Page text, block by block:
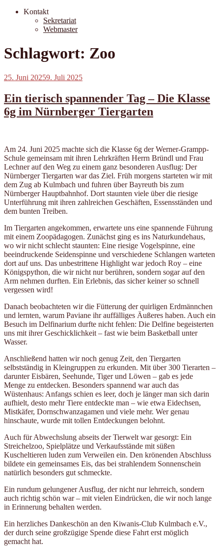
Kontakt
Sekretariat
Webmaster
Schlagwort: Zoo
Veröffentlicht
25. Juni 20259. Juli 2025
Ein tierisch spannender Tag – Die Klasse
6g im Nürnberger Tiergarten
Am 24. Juni 2025 machte sich die Klasse 6g der Werner-Grampp-
Schule gemeinsam mit ihren Lehrkräften Herrn Bründl und Frau
Lechner auf den Weg zu einem ganz besonderen Ausflug: Der
Nürnberger Tiergarten war das Ziel. Früh morgens starteten wir mit
dem Zug ab Kulmbach und fuhren über Bayreuth bis zum
Nürnberger Hauptbahnhof. Dort staunten viele über die riesige
Unterführung mit ihren zahlreichen Geschäften, Essensständen und
dem bunten Treiben.
Im Tiergarten angekommen, erwartete uns eine spannende Führung
mit einem Zoopädagogen. Zunächst ging es ins Naturkundehaus,
wo wir nicht schlecht staunten: Eine riesige Vogelspinne, eine
beeindruckende Seidenspinne und verschiedene Schlangen warteten
dort auf uns. Das unbestrittene Highlight war jedoch Roy – eine
Königspython, die wir nicht nur berühren, sondern sogar auf den
Arm nehmen durften. Ein Erlebnis, das sicher keiner so schnell
vergessen wird!
Danach beobachteten wir die Fütterung der quirligen Erdmännchen
und lernten, warum Paviane ihr auffälliges Äußeres haben. Auch ein
Besuch im Delfinarium durfte nicht fehlen: Die Delfine begeisterten
uns mit ihrer Geschicklichkeit – fast wie beim Basketball unter
Wasser.
Anschließend hatten wir noch genug Zeit, den Tiergarten
selbstständig in Kleingruppen zu erkunden. Mit über 300 Tierarten –
darunter Eisbären, Seehunde, Tiger und Löwen – gab es jede
Menge zu entdecken. Besonders spannend war auch das
Wüstenhaus: Anfangs schien es leer, doch je länger man sich darin
aufhielt, desto mehr Tiere entdeckte man – wie etwa Eidechsen,
Mistkäfer, Dornschwanzagamen und viele mehr. Wer genau
hinschaute, wurde mit tollen Entdeckungen belohnt.
Auch für Abwechslung abseits der Tierwelt war gesorgt: Ein
Streichelzoo, Spielplätze und Verkaufsstände mit süßen
Kuscheltieren luden zum Verweilen ein. Den krönenden Abschluss
bildete ein gemeinsames Eis, das bei strahlendem Sonnenschein
natürlich besonders gut schmeckte.
Ein rundum gelungener Ausflug, der nicht nur lehrreich, sondern
auch richtig schön war – mit vielen Eindrücken, die wir noch lange
in Erinnerung behalten werden.
Ein herzliches Dankeschön an den Kiwanis-Club Kulmbach e.V.,
der durch seine großzügige Spende diese Fahrt erst möglich
gemacht hat.